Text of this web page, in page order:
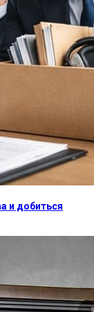
и добиться